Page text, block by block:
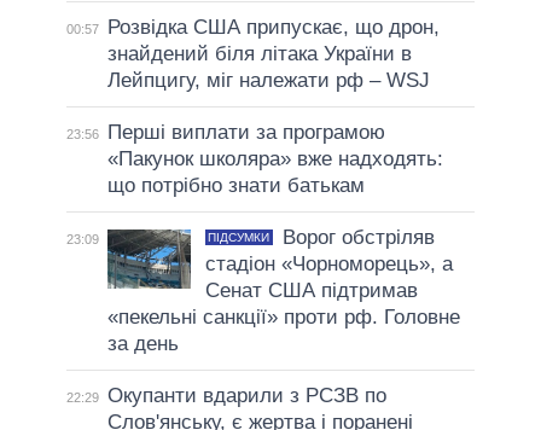
00:57
Розвідка США припускає, що дрон,
знайдений біля літака України в
Лейпцигу, міг належати рф – WSJ
23:56
Перші виплати за програмою
«Пакунок школяра» вже надходять:
що потрібно знати батькам
23:09 ПІДСУМКИ
Ворог обстріляв
стадіон «Чорноморець», а
Сенат США підтримав
«пекельні санкції» проти рф. Головне
за день
22:29 Окупанти вдарили з РСЗВ по
Слов'янську, є жертва і поранені